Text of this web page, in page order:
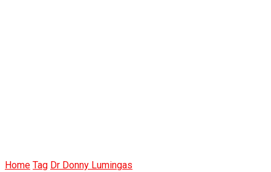
Home Tag Dr Donny Lumingas